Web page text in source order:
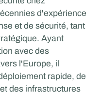
d'expérience
et de sécurité, tant
Ayant
avec des
l'Europe, il
rapide, de
des infrastructures